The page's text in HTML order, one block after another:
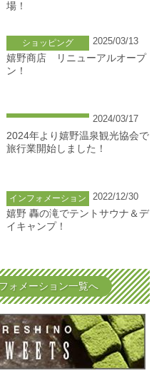
場！
ショッピング
2025/03/13
嬉野商店 リニューアルオープ
ン！
2024/03/17
2024年より嬉野温泉観光協会で
旅行業開始しました！
インフォメーション
2022/12/30
嬉野 轟の滝でテントサウナ＆デ
イキャンプ！
ォメーション一覧へ